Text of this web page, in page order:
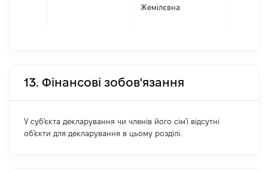
Жемілєвна
13. Фінансові зобов'язання
У суб'єкта декларування чи членів його сім'ї відсутні
об'єкти для декларування в цьому розділі.